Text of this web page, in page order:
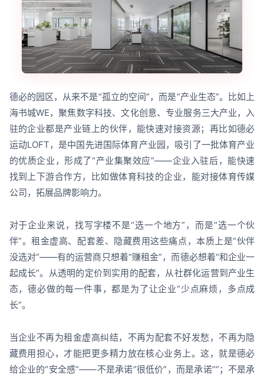
德必的园区，从来不是“孤立的空间”，而是“产业生态”。比如上
海书城WE，聚焦数字科技、文化创意、专业服务三大产业，入
驻的企业都是产业链上的伙伴，能快速对接资源；再比如德必
运动LOFT，是中国先进国际体育产业园，吸引了一批体育产业
的优质企业，形成了“产业集聚效应”——企业入驻后，能快速
找到上下游合作方，比如做体育科技的企业，能对接体育传媒
公司，拓展品牌影响力。
对于企业来说，找写字楼不是“选一个地方”，而是“选一个伙
伴”。租金虚高、配套差、隐藏费用这些痛点，本质上是“伙伴
没选对”——有的运营商只想着“赚租金”，而德必想着“和企业一
起成长”。从透明的定价到实用的配套，从社群化运营到产业生
态，德必做的每一件事，都是为了让企业“少点麻烦，多点成
长”。
当企业不再为租金虚高纠结，不再为配套不好发愁，不再为隐
藏费用担心，才能把更多精力放在核心业务上。这，就是德必
给企业的“安全感”——不是承诺“很低价”，而是承诺“”；不是承